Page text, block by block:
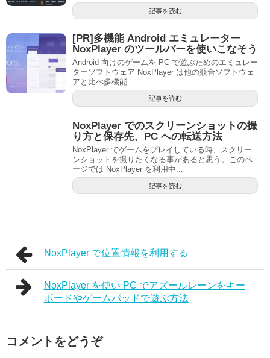
記事を読む
[PR]多機能 Android エミュレーター
NoxPlayer のツールバーを使いこなそう
Android 向けのゲームを PC で遊ぶためのエミュレー
ターソフトウェア NoxPlayer は他の競合ソフトウェ
アと比べ多機能...
記事を読む
NoxPlayer でのスクリーンショットの撮
り方と保存先、PC への転送方法
NoxPlayer でゲームをプレイしている時、スクリー
ンショットを撮りたくなる事があると思う。このペ
ージでは NoxPlayer を利用中...
記事を読む
NoxPlayer で位置情報を利用する
NoxPlayer を使い PC でアズールレーンをキー
ボードやゲームパッドで遊ぶ方法
コメントをどうぞ